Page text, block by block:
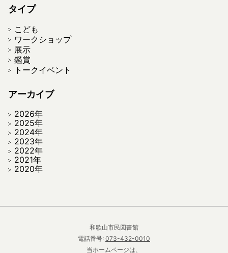
タイプ
こども
ワークショップ
展示
鑑賞
トークイベント
アーカイブ
2026年
2025年
2024年
2023年
2022年
2021年
2020年
和歌山市民図書館
電話番号: 073-432-0010
当ホームページは、